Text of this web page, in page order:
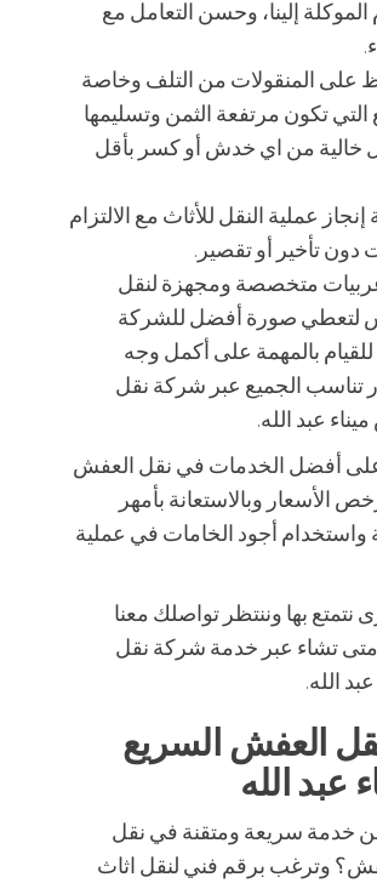
الموكلة إلينا، وحسن التعامل مع
على المنقولات من التلف وخاصة
التي تكون مرتفعة الثمن وتسليمها
خالية من اي خدش أو كسر بأقل
عملية النقل للأثاث مع الالتزام
دون تأخير أو تقصير.
عربيات متخصصة ومجهزة لنقل
لتعطي صورة أفضل للشركة
للقيام بالمهمة على أكمل وجه
تناسب الجميع عبر شركة نقل
عبد الله.
أفضل الخدمات في نقل العفش
الأسعار وبالاستعانة بأمهر
واستخدام أجود الخامات في عملية
نتمتع بها وننتظر تواصلك معنا
متى تشاء عبر خدمة شركة نقل
الله.
العفش السريع
عبد الله
خدمة سريعة ومتقنة في نقل
وترغب برقم فني لنقل اثاث